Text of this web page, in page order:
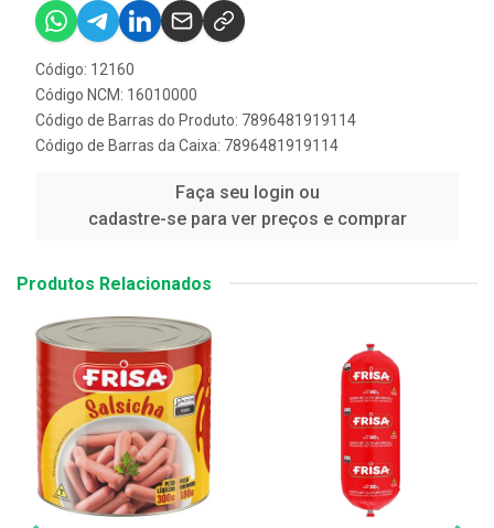
Código: 12160
Código NCM: 16010000
Código de Barras do Produto: 7896481919114
Código de Barras da Caixa: 7896481919114
Faça seu login ou
cadastre-se para ver preços e comprar
Produtos Relacionados